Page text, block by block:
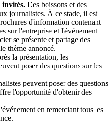
invités. Des boissons et des
journalistes. À ce stade, il est
d'information contenant
sur l'entreprise et l'événement.
se présente et partage des
thème annoncé.
la présentation, les
poser des questions sur les
peuvent poser des questions
l'opportunité d'obtenir des
en remerciant tous les